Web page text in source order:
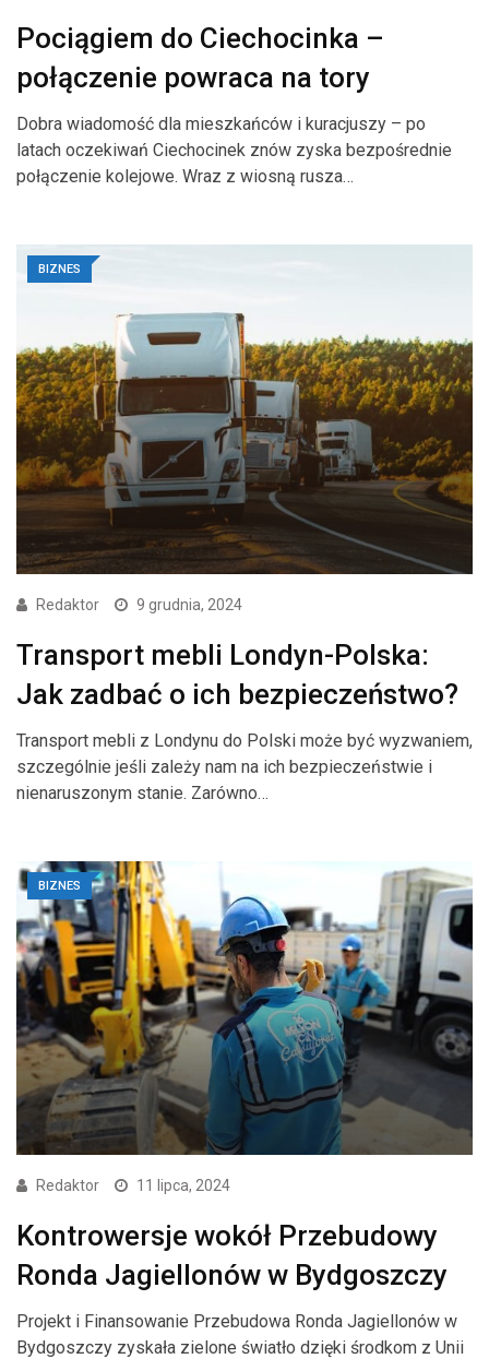
Pociągiem do Ciechocinka –
połączenie powraca na tory
Dobra wiadomość dla mieszkańców i kuracjuszy – po
latach oczekiwań Ciechocinek znów zyska bezpośrednie
połączenie kolejowe. Wraz z wiosną rusza…
BIZNES
Redaktor 9 grudnia, 2024
Transport mebli Londyn-Polska:
Jak zadbać o ich bezpieczeństwo?
Transport mebli z Londynu do Polski może być wyzwaniem,
szczególnie jeśli zależy nam na ich bezpieczeństwie i
nienaruszonym stanie. Zarówno…
BIZNES
Redaktor 11 lipca, 2024
Kontrowersje wokół Przebudowy
Ronda Jagiellonów w Bydgoszczy
Projekt i Finansowanie Przebudowa Ronda Jagiellonów w
Bydgoszczy zyskała zielone światło dzięki środkom z Unii